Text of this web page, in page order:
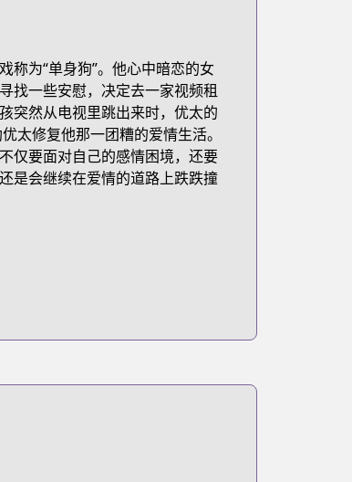
称为“单身狗”。他心中暗恋的女
找一些安慰，决定去一家视频租
突然从电视里跳出来时，优太的
太修复他那一团糟的爱情生活。
仅要面对自己的感情困境，还要
是会继续在爱情的道路上跌跌撞